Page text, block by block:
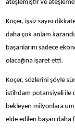
ateşlemiştir ve
Koçer, işsiz sayısı
daha çok anlam
başarılarını sadece
olacağına işaret etti.
Koçer, sözlerini şöyle
istihdam potansiyeli ile
bekleyen milyonlara
elde edilen başarı daha